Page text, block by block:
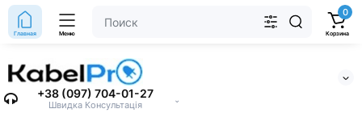
+38 (097) 704-01-27
Швидка Консультація
⌄
Главная Меню
0
Корзина